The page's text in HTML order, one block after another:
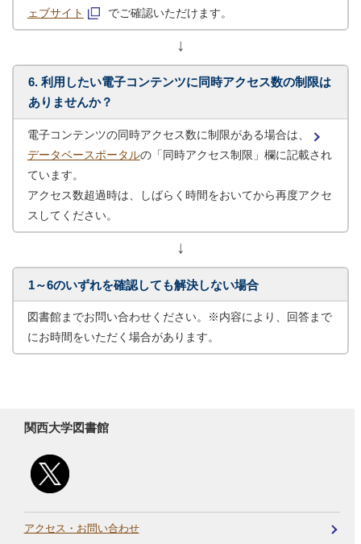
ェブサイト
でご確認いただけます。
↓
6. 利用したい電子コンテンツに同時アクセス数の制限は
ありませんか？
電子コンテンツの同時アクセス数に制限がある場合は、
データベースポータルの「同時アクセス制限」欄に記載され
ています。
アクセス数超過時は、しばらく時間をおいてから再度アクセ
スしてください。
↓
1～6のいずれを確認しても解決しない場合
図書館までお問い合わせください。※内容により、回答まで
にお時間をいただく場合があります。
関西大学図書館
アクセス・お問い合わせ